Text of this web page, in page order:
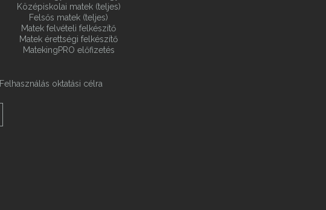
Középiskolai matek (teljes)
Felsős matek (teljes)
Matek felvételi felkészítő
Matek érettségi felkészítő
MatekingPRO előfizetés
Felhasználás oktatási célra